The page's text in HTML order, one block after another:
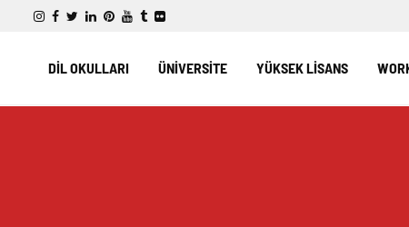
DİL OKULLARI ÜNİVERSİTE YÜKSEK LİSANS